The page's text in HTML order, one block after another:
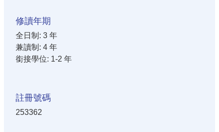
修讀年期
全日制: 3 年
兼讀制: 4 年
銜接學位: 1-2 年
註冊號碼
253362